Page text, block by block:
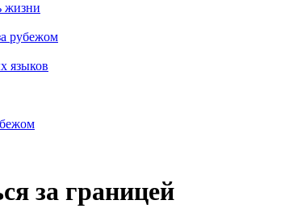
жизни
рубежом
языков
за границей